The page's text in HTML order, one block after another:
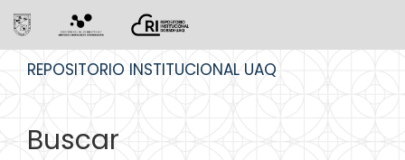
REPOSITORIO INSTITUCIONAL UAQ
Buscar